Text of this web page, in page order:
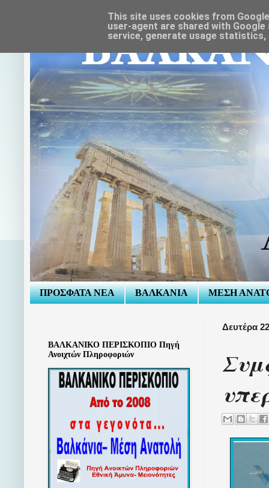
ΠΡΟΣΦΑΤΑ ΝΕΑ ΒΑΛΚΑΝΙΑ ΜΕΣΗ
Δευτέρα
ΒΑΛΚΑΝΙΚΟ ΠΕΡΙΣΚΟΠΙΟ Πηγή
Ανοιχτών Πληροφοριών
This site uses cookies from
user-agent are shared with
service, generate usage statistics,